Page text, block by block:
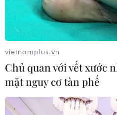
13/09/2023 03:52
Sở Nông nghiệp và Phát
người dân thực hiện nghiêm
sầu riêng để đảm bảo chất
của sầu riêng Lâm Đồng.
vietnamplus.vn
Chủ quan với vết xước
mặt nguy cơ tàn phế